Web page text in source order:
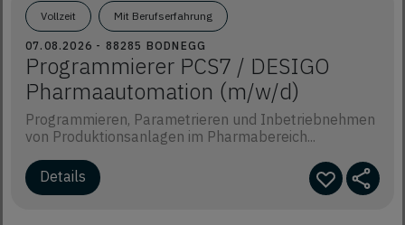
Vollzeit Mit Berufserfahrung
07.08.2026 - 88285 BODNEGG
Programmierer PCS7 / DESIGO
Pharmaautomation (m/w/d)
Programmieren, Parametrieren und Inbetriebnehmen
von Produktionsanlagen im Pharmabereich...
Details